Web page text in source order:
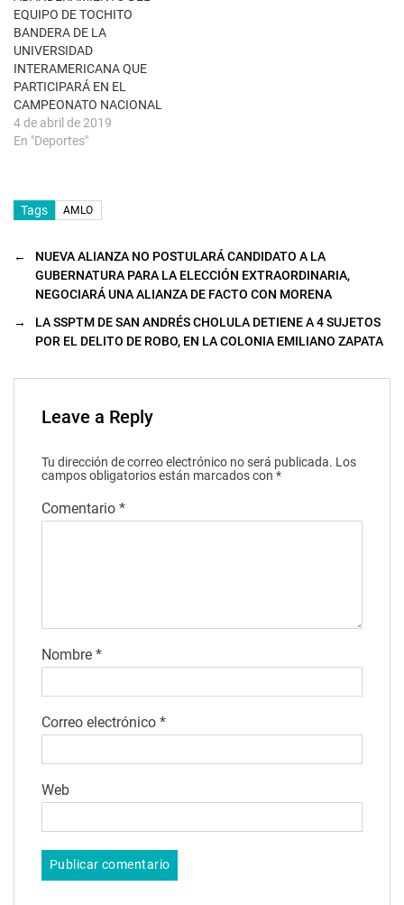
e
v
a
)
EQUIPO DE TOCHITO
BANDERA DE LA
UNIVERSIDAD
INTERAMERICANA QUE
PARTICIPARÁ EN EL
CAMPEONATO NACIONAL
4 de abril de 2019
En "Deportes"
Tags AMLO
←
NUEVA ALIANZA NO POSTULARÁ CANDIDATO A LA
GUBERNATURA PARA LA ELECCIÓN EXTRAORDINARIA,
NEGOCIARÁ UNA ALIANZA DE FACTO CON MORENA
→
LA SSPTM DE SAN ANDRÉS CHOLULA DETIENE A 4 SUJETOS
POR EL DELITO DE ROBO, EN LA COLONIA EMILIANO ZAPATA
Leave a Reply
Tu dirección de correo electrónico no será publicada. Los
campos obligatorios están marcados con *
Comentario *
Nombre *
Correo electrónico *
Web